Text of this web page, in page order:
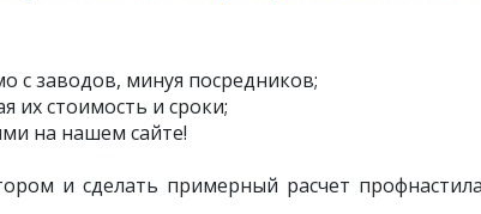
с заводов, минуя посредников;
их стоимость и сроки;
на нашем сайте!
и сделать примерный расчет